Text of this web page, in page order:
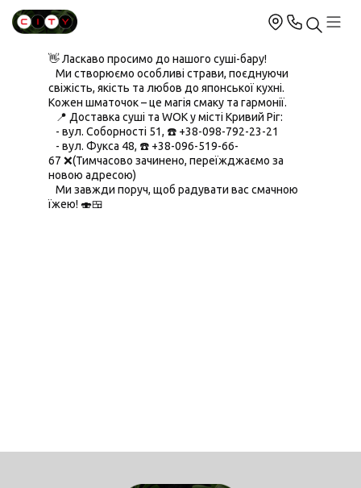
👋 Ласкаво просимо до нашого суші-бару!
Ми створюємо особливі страви, поєднуючи
свіжість, якість та любов до японської кухні.
Кожен шматочок – це магія смаку та гармонії.
📍 Доставка суші та WOK у місті Кривий Ріг:
- вул. Соборності 51, ☎️ +38-098-792-23-21
- вул. Фукса 48, ☎️ +38-096-519-66-
67 ❌(Тимчасово зачинено, переїжджаємо за
новою адресою)
Ми завжди поруч, щоб радувати вас смачною
їжею! 🍣🍱